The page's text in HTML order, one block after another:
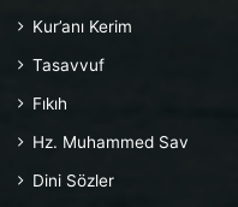
Kur’anı Kerim
Tasavvuf
Fıkıh
Hz. Muhammed Sav
Dini Sözler